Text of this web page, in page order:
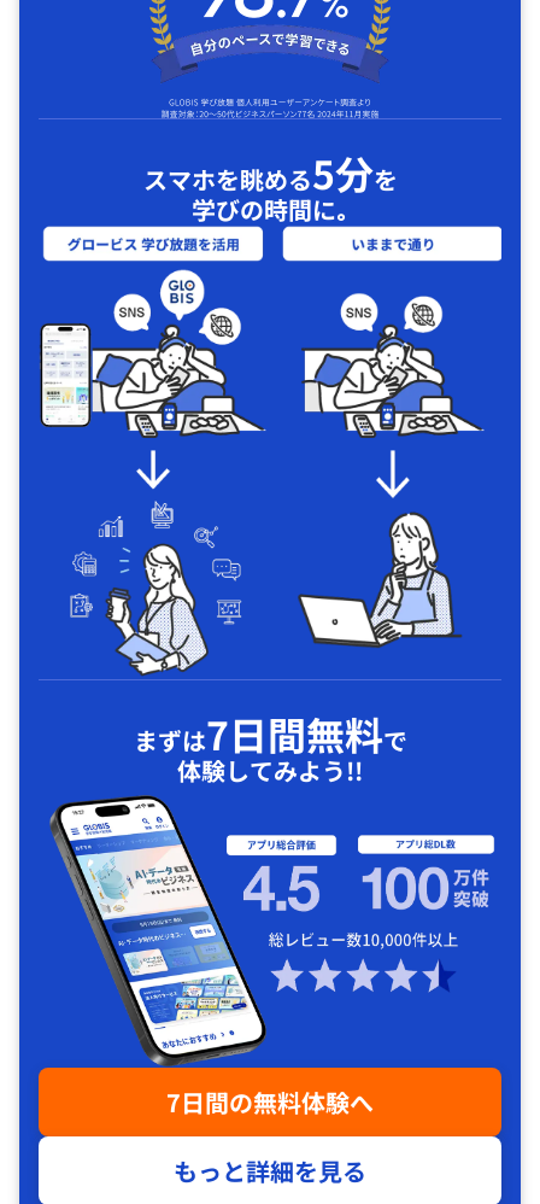
スマホを眺める5分を
学びの時間に｡
まずは7日間無料で
体験してみよう!!
7日間の無料体験へ
もっと詳細を見る